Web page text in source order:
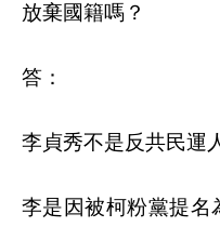
放棄國籍嗎？
答：
李貞秀不是反共民運
李是因被柯粉黨提名